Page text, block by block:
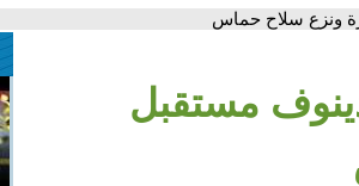
ونزع سلاح حماس
مستقبل